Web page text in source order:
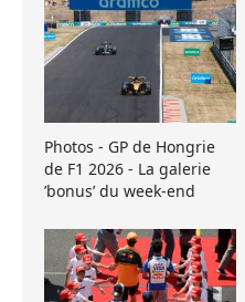
Photos - GP de Hongrie
de F1 2026 - La galerie
’bonus’ du week-end